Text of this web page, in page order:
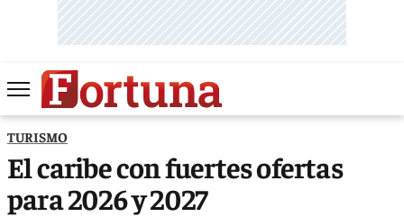
TURISMO
El caribe con fuertes ofertas
para 2026 y 2027